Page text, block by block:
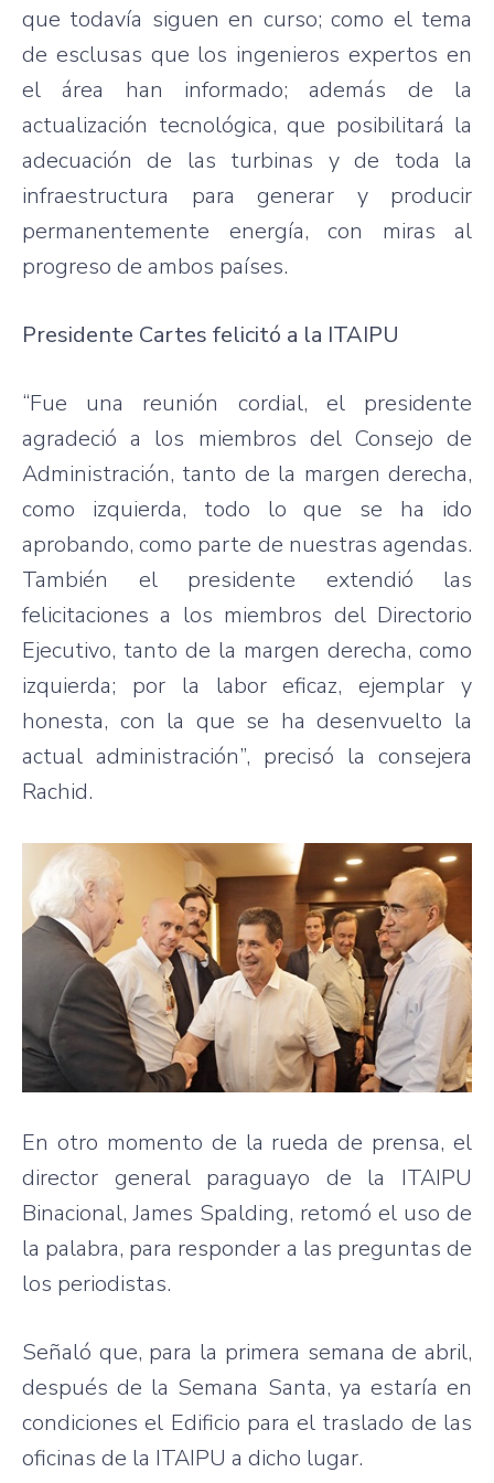
que todavía siguen en curso; como el tema
de esclusas que los ingenieros expertos en
el área han informado; además de la
actualización tecnológica, que posibilitará la
adecuación de las turbinas y de toda la
infraestructura para generar y producir
permanentemente energía, con miras al
progreso de ambos países.
Presidente Cartes felicitó a la ITAIPU
“Fue una reunión cordial, el presidente
agradeció a los miembros del Consejo de
Administración, tanto de la margen derecha,
como izquierda, todo lo que se ha ido
aprobando, como parte de nuestras agendas.
También el presidente extendió las
felicitaciones a los miembros del Directorio
Ejecutivo, tanto de la margen derecha, como
izquierda; por la labor eficaz, ejemplar y
honesta, con la que se ha desenvuelto la
actual administración”, precisó la consejera
Rachid.
En otro momento de la rueda de prensa, el
director general paraguayo de la ITAIPU
Binacional, James Spalding, retomó el uso de
la palabra, para responder a las preguntas de
los periodistas.
Señaló que, para la primera semana de abril,
después de la Semana Santa, ya estaría en
condiciones el Edificio para el traslado de las
oficinas de la ITAIPU a dicho lugar.